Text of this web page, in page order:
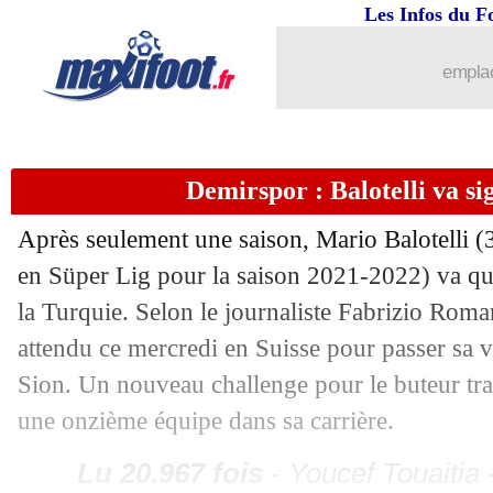
Les Infos du
Demirspor : Balotelli va
Après seulement une saison, Mario Balotelli
en Süper Lig pour la saison 2021-2022) va
la Turquie. Selon le journaliste Fabrizio
attendu ce mercredi en Suisse pour passer sa
Sion. Un nouveau challenge pour le buteur
une onzième équipe dans sa carrière.
Chelsea : Fofana débarque pour 82,5
31/08 Argentine: Dybala, Mourinho
31/08 PSG: Galtier encourage Renato
31/08 Monaco: un mois d'absence pour
31/08 Affaire Pogba: Ettori et le rôle de la
31/08 Barça: mâchoire fracturée pour